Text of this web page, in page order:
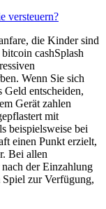
versteuern?
die Kinder sind
cashSplash
Wenn Sie sich
Geld entscheiden,
Gerät zahlen
mit
beispielsweise bei
einen Punkt erzielt,
Bei allen
der Einzahlung
zur Verfügung,